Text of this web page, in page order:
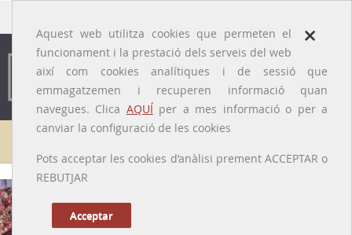
×
Aquest web utilitza cookies que permeten el
funcionament i la prestació dels serveis del web
així com cookies analítiques i de sessió que
emmagatzemen i recuperen informació quan
navegues. Clica AQUÍper a mes informació o per a
canviar la configuració de les cookies
Pots acceptar les cookies d’anàlisi prement ACCEPTAR o
REBUTJAR
Acceptar
Galeria de metges